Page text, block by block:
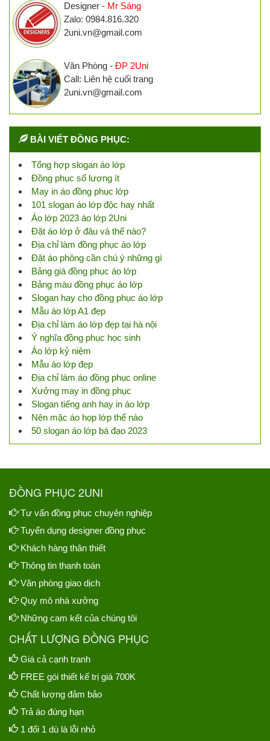
Designer - Mr Sáng
Zalo: 0984.816.320
2uni.vn@gmail.com
Văn Phòng - ĐP 2Uni
Call: Liên hệ cuối trang
2uni.vn@gmail.com
BÀI VIẾT ĐỒNG PHỤC:
Tổng hợp slogan áo lớp
Đồng phục số lượng ít
May in áo đồng phục lớp
101 slogan áo lớp độc hay nhất
Áo lớp 2023 áo lớp 2Uni
Đặt áo lớp ở đâu và thế nào?
Địa chỉ làm đồng phục áo lớp
Đặt áo phông cần chú ý những gì
Bảng giá đồng phục áo lớp
Bảng màu đồng phục áo lớp
Slogan hay cho đồng phục áo lớp
Mẫu áo lớp A1 đẹp
Địa chỉ làm áo lớp đẹp tại hà nội
Ý nghĩa đồng phục học sinh
Áo lớp kỷ niệm
Mẫu áo lớp đẹp
Địa chỉ làm áo đồng phục online
Xưởng may in đồng phục
Slogan tiếng anh hay in áo lớp
Nên mặc áo họp lớp thế nào
50 slogan áo lớp bá đạo 2023
ĐỒNG PHỤC 2UNI
Tư vấn đồng phục chuyên nghiệp
Tuyển dụng designer đồng phục
Khách hàng thân thiết
Thông tin thanh toán
Văn phòng giao dịch
Quy mô nhà xưởng
Những cam kết của chúng tôi
CHẤT LƯỢNG ĐỒNG PHỤC
Giá cả cạnh tranh
FREE gói thiết kế trị giá 700K
Chất lượng đảm bảo
Trả áo đúng hạn
1 đổi 1 dù là lỗi nhỏ